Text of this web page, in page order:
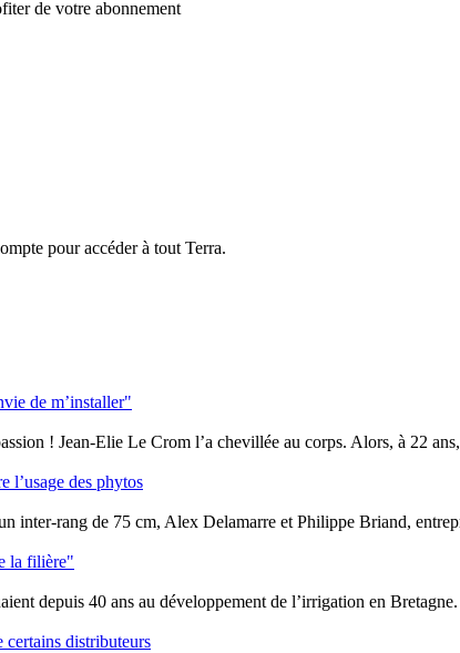
de votre abonnement
pour accéder à tout Terra.
de m’installer"
! Jean-Elie Le Crom l’a chevillée au corps. Alors, à 22
l’usage des phytos
inter-rang de 75 cm, Alex Delamarre et Philippe Briand,
la filière"
depuis 40 ans au développement de l’irrigation en
certains distributeurs